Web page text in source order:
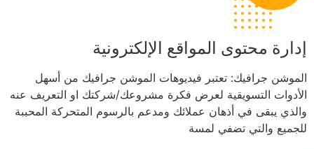
إدارة محتوى المواقع الإلكترونية
الموشن جرافيك: تعتبر فيديوهات الموشن جرافيك من أسهل
الأدوات التسويقية لعرض فكرة مشروعك/شركتك او التعريف عنه
والذي يبقى في أذهان عملائك ومدعم بالرسوم المتحركة المحببة
للجميع والتي تضفي لمسة